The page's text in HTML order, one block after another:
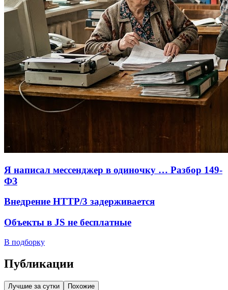
Я написал мессенджер в одиночку … Разбор 149-
ФЗ
Внедрение HTTP/3 задерживается
Объекты в JS не бесплатные
В подборку
Публикации
Лучшие за сутки Похожие